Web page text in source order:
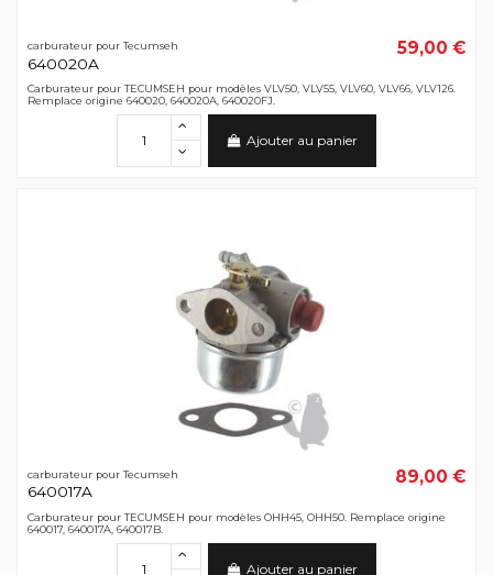
carburateur pour Tecumseh
640020A
59,00 €
Carburateur pour TECUMSEH pour modèles VLV50, VLV55, VLV60, VLV66, VLV126.
Remplace origine 640020, 640020A, 640020FJ.
Ajouter au panier
carburateur pour Tecumseh
640017A
89,00 €
Carburateur pour TECUMSEH pour modèles OHH45, OHH50. Remplace origine
640017, 640017A, 640017B.
Ajouter au panier